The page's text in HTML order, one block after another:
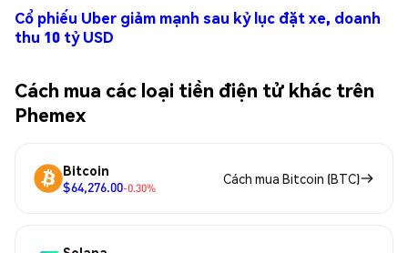
Cổ phiếu Uber giảm mạnh sau kỷ lục đặt xe, doanh
thu 10 tỷ USD
Cách mua các loại tiền điện tử khác trên
Phemex
Bitcoin
$64,276.00-0.30%
Cách mua Bitcoin (BTC)